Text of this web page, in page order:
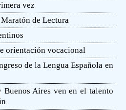
vez
de Lectura
orientación vocacional
de la Lengua Española en
Buenos Aires ven en el talento